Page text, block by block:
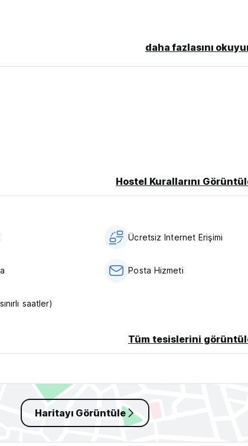
daha fazlasını
Hostel Kurallarını
Ücretsiz Internet Erişimi
Posta Hizmeti
saatler)
Tüm tesislerini
Haritayı Görüntüle